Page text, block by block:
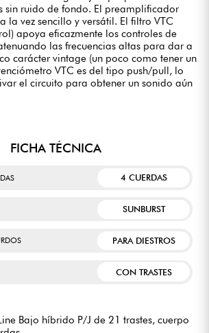
sin ruido de fondo. El preamplificador
la vez sencillo y versátil. El filtro VTC
apoya eficazmente los controles de
las frecuencias altas para dar a
carácter vintage (un poco como tener un
VTC es del tipo push/pull, lo
el circuito para obtener un sonido aún
FICHA TÉCNICA
4 CUERDAS
SUNBURST
PARA DIESTROS
CON TRASTES
Bajo híbrido P/J de 21 trastes, cuerpo